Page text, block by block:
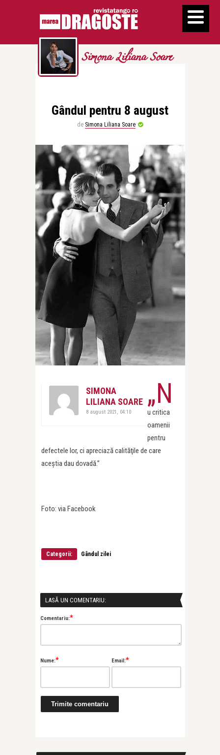
Simona Liliana Soare
Gândul pentru 8 august
de Simona Liliana Soare
SIMONA
LILIANA SOARE
8 august 2021, 04:10
„N
u critica
oamenii
pentru
defectele lor, ci apreciază calităţile de care
aceştia dau dovadă.”
Foto: via Facebook
Categorii: Gândul zilei
LASĂ UN COMENTARIU:
Comentariu:*
Nume:* Email:*